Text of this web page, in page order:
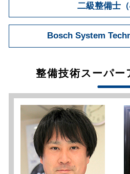
二級整備士（
Bosch System
整備技術スーパー